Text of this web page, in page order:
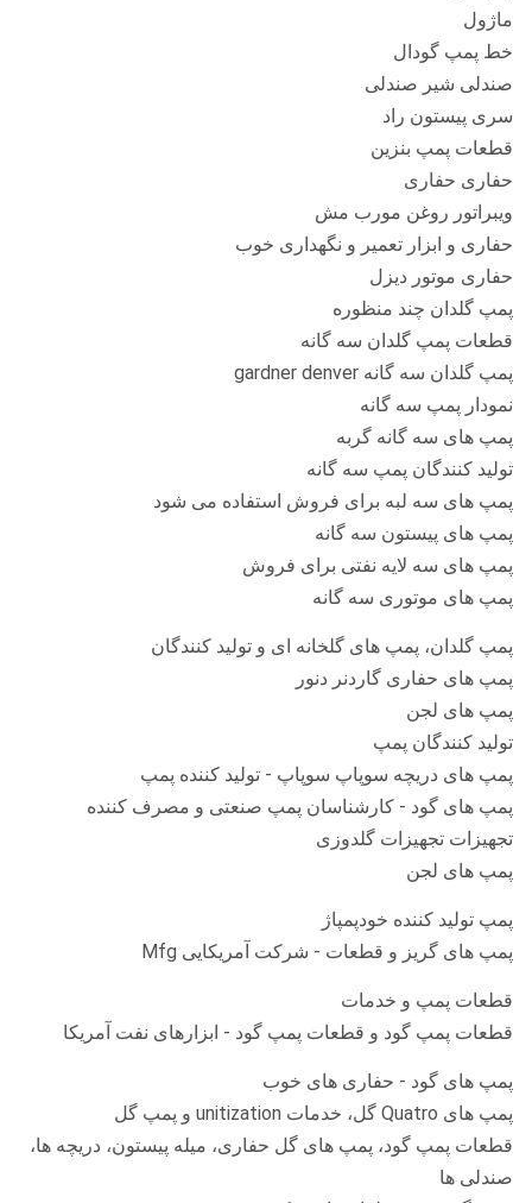
ماژول
خط پمپ گودال
صندلی شیر صندلی
سری پیستون راد
قطعات پمپ بنزین
حفاری حفاری
ویبراتور روغن مورب مش
حفاری و ابزار تعمیر و نگهداری خوب
حفاری موتور دیزل
پمپ گلدان چند منظوره
قطعات پمپ گلدان سه گانه
پمپ گلدان سه گانه gardner denver
نمودار پمپ سه گانه
پمپ های سه گانه گربه
تولید کنندگان پمپ سه گانه
پمپ های سه لبه برای فروش استفاده می شود
پمپ های پیستون سه گانه
پمپ های سه لایه نفتی برای فروش
پمپ های موتوری سه گانه
پمپ گلدان، پمپ های گلخانه ای و تولید کنندگان
پمپ های حفاری گاردنر دنور
پمپ های لجن
تولید کنندگان پمپ
پمپ های دریچه سوپاپ سوپاپ - تولید کننده پمپ
پمپ های گود - کارشناسان پمپ صنعتی و مصرف کننده
تجهیزات تجهیزات گلدوزی
پمپ های لجن
پمپ تولید کننده خودپمپاژ
پمپ های گریز و قطعات - شرکت آمریکایی Mfg
قطعات پمپ و خدمات
قطعات پمپ گود و قطعات پمپ گود - ابزارهای نفت آمریکا
پمپ های گود - حفاری های خوب
پمپ های Quatro گل، خدمات unitization و پمپ گل
قطعات پمپ گود، پمپ های گل حفاری، میله پیستون، دریچه ها،
صندلی ها